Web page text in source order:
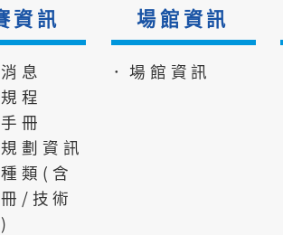
資訊
息
程
冊
劃資訊
類(含
/技術
場館資訊
．場館資訊